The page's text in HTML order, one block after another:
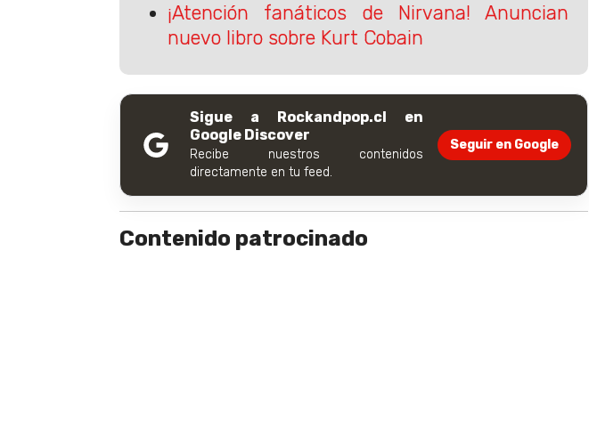
¡Atención fanáticos de Nirvana! Anuncian
nuevo libro sobre Kurt Cobain
Sigue a Rockandpop.cl en
Google Discover
Recibe nuestros contenidos
directamente en tu feed.
Seguir en Google
Contenido patrocinado